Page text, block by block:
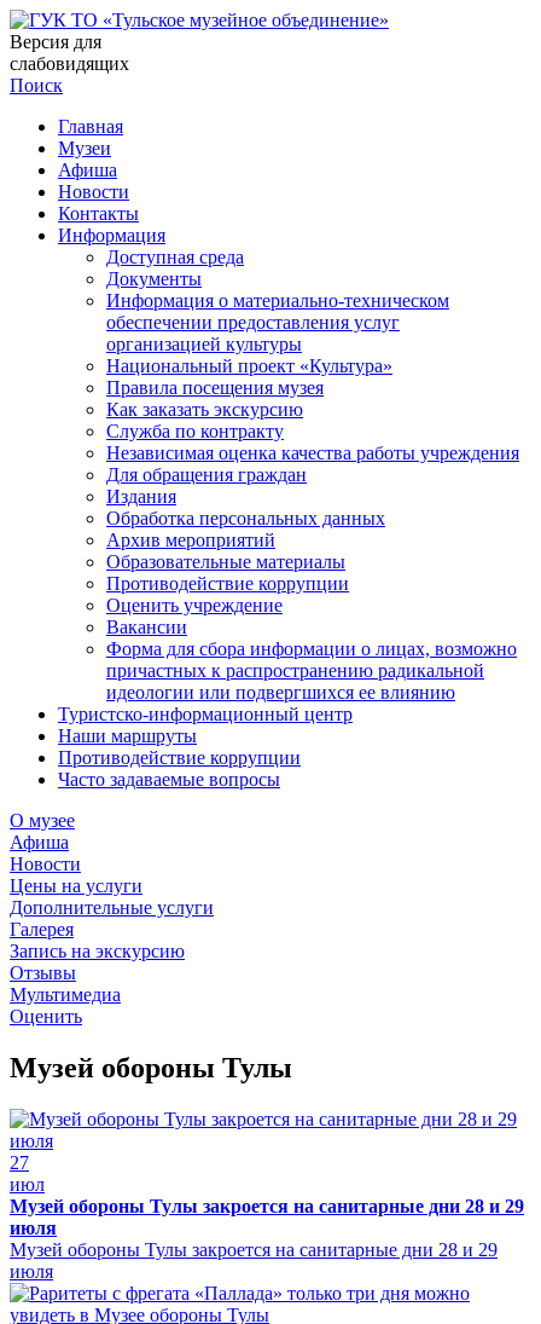
Версия для
слабовидящих
Поиск
Главная
Музеи
Афиша
Новости
Контакты
Информация
Доступная среда
Документы
Информация о материально-техническом
обеспечении предоставления услуг
организацией культуры
Национальный проект «Культура»
Правила посещения музея
Как заказать экскурсию
Служба по контракту
Независимая оценка качества работы учреждения
Для обращения граждан
Издания
Обработка персональных данных
Архив мероприятий
Образовательные материалы
Противодействие коррупции
Оценить учреждение
Вакансии
Форма для сбора информации о лицах, возможно
причастных к распространению радикальной
идеологии или подвергшихся ее влиянию
Туристско-информационный центр
Наши маршруты
Противодействие коррупции
Часто задаваемые вопросы
О музее
Афиша
Новости
Цены на услуги
Дополнительные услуги
Галерея
Запись на экскурсию
Отзывы
Мультимедиа
Оценить
Музей обороны Тулы
27
июл
Музей обороны Тулы закроется на санитарные дни 28 и 29
июля
Музей обороны Тулы закроется на санитарные дни 28 и 29
июля